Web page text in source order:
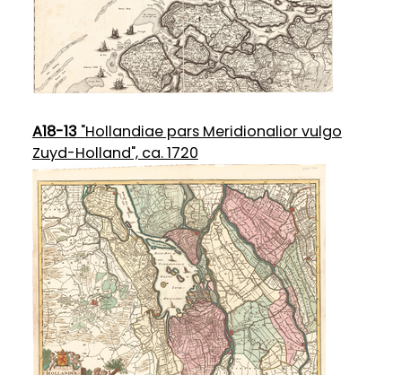
A18-13"Hollandiae pars Meridionalior vulgo
Zuyd-Holland", ca. 1720